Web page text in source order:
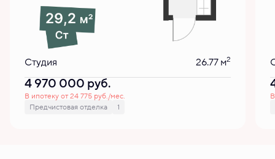
Студия 26.77 м2
4 970 000 руб.
В ипотеку от 24 775 руб./мес.
Предчистовая отделка
1